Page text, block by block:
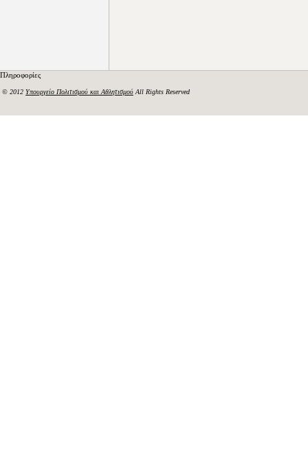
Πληροφορίες
© 2012 Υπουργείο Πολιτισμού και Αθλητισμού All Rights Reserved